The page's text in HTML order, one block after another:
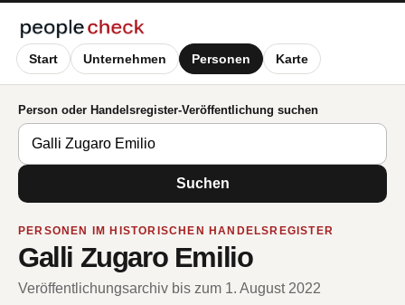
Start Unternehmen Personen Karte
Person oder Handelsregister-Veröffentlichung suchen
Suchen
PERSONEN IM HISTORISCHEN HANDELSREGISTER
Galli Zugaro Emilio
Veröffentlichungsarchiv bis zum 1. August 2022